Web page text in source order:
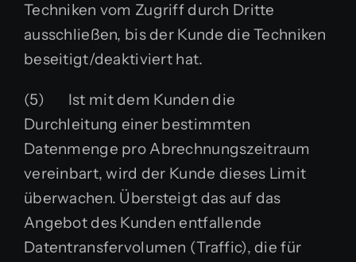
Techniken vom Zugriff durch Dritte
ausschließen, bis der Kunde die Techniken
beseitigt/deaktiviert hat.
(5) Ist mit dem Kunden die
Durchleitung einer bestimmten
Datenmenge pro Abrechnungszeitraum
vereinbart, wird der Kunde dieses Limit
überwachen. Übersteigt das auf das
Angebot des Kunden entfallende
Datentransfervolumen (Traffic), die für